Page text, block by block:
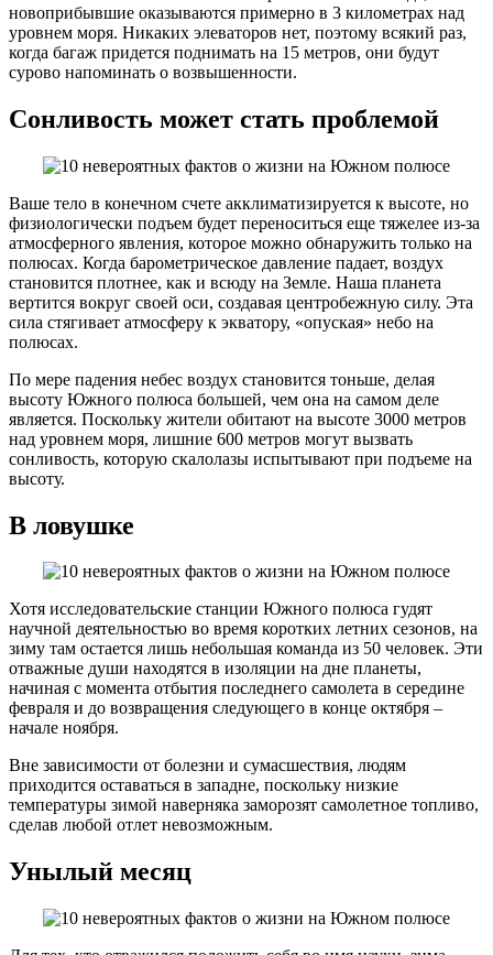
новоприбывшие оказываются примерно в 3 километрах над
уровнем моря. Никаких элеваторов нет, поэтому всякий раз,
когда багаж придется поднимать на 15 метров, они будут
сурово напоминать о возвышенности.
Сонливость может стать проблемой
Ваше тело в конечном счете акклиматизируется к высоте, но
физиологически подъем будет переноситься еще тяжелее из-за
атмосферного явления, которое можно обнаружить только на
полюсах. Когда барометрическое давление падает, воздух
становится плотнее, как и всюду на Земле. Наша планета
вертится вокруг своей оси, создавая центробежную силу. Эта
сила стягивает атмосферу к экватору, «опуская» небо на
полюсах.
По мере падения небес воздух становится тоньше, делая
высоту Южного полюса большей, чем она на самом деле
является. Поскольку жители обитают на высоте 3000 метров
над уровнем моря, лишние 600 метров могут вызвать
сонливость, которую скалолазы испытывают при подъеме на
высоту.
В ловушке
Хотя исследовательские станции Южного полюса гудят
научной деятельностью во время коротких летних сезонов, на
зиму там остается лишь небольшая команда из 50 человек. Эти
отважные души находятся в изоляции на дне планеты,
начиная с момента отбытия последнего самолета в середине
февраля и до возвращения следующего в конце октября –
начале ноября.
Вне зависимости от болезни и сумасшествия, людям
приходится оставаться в западне, поскольку низкие
температуры зимой наверняка заморозят самолетное топливо,
сделав любой отлет невозможным.
Унылый месяц